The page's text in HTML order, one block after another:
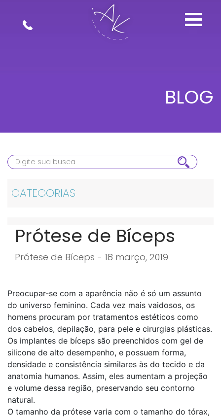
BLOG
CATEGORIAS
Prótese de Bíceps
Prótese de Bíceps - 18 março, 2019
Preocupar-se com a aparência não é só um assunto
do universo feminino. Cada vez mais vaidosos, os
homens procuram por tratamentos estéticos como
dos cabelos, depilação, para pele e cirurgias plásticas.
Os implantes de bíceps são preenchidos com gel de
silicone de alto desempenho, e possuem forma,
densidade e consistência similares às do tecido e da
anatomia humanos. Assim, eles aumentam a projeção
e volume dessa região, preservando seu contorno
natural.
O tamanho da prótese varia com o tamanho do tórax,